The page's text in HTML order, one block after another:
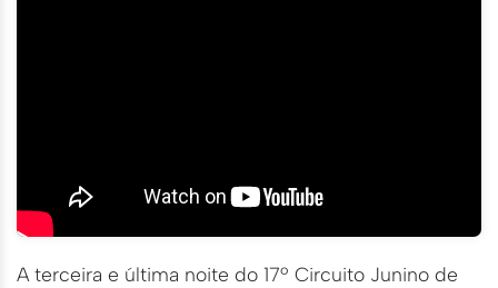
A terceira e última noite do 17º Circuito Junino de